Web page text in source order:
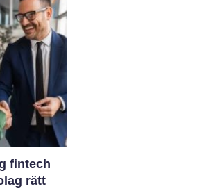
ett lugn i
bättre
fintech
rätt